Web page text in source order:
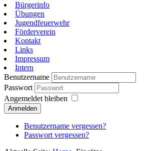
Bürgerinfo
Übungen
Jugendfeuerwehr
Förderverein
Kontakt
Links
Impressum
Intern
Benutzername
Passwort
Angemeldet bleiben
Anmelden
Benutzername vergessen?
Passwort vergessen?